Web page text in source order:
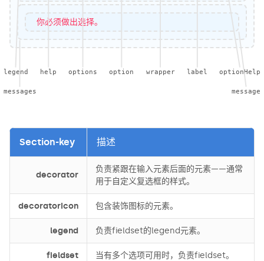
你必须做出选择。
legend help options option wrapper label optionHelp
messages message
Section-key 描述
decorator
负责紧跟在输入元素后面的元素——通常
用于自定义复选框的样式。
decoratorIcon 包含装饰图标的元素。
legend 负责fieldset的legend元素。
fieldset 当有多个选项可用时，负责fieldset。